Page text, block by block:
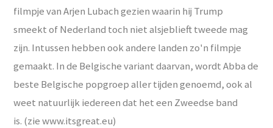
filmpje van Arjen Lubach gezien waarin hij Trump
smeekt of Nederland toch niet alsjeblieft tweede mag
zijn. Intussen hebben ook andere landen zo'n filmpje
gemaakt. In de Belgische variant daarvan, wordt Abba de
beste Belgische popgroep aller tijden genoemd, ook al
weet natuurlijk iedereen dat het een Zweedse band
is. (zie www.itsgreat.eu)